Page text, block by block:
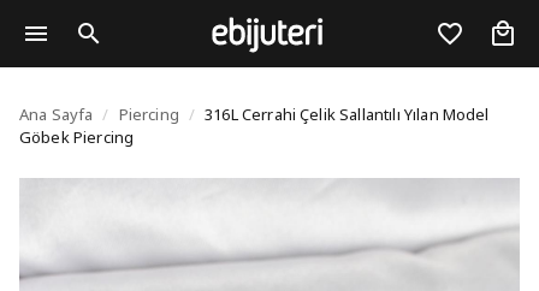
316L Cerrahi Çelik
Ana Sayfa / Piercing / 316L Cerrahi Çelik Sallantılı Yılan Model
Göbek Piercing